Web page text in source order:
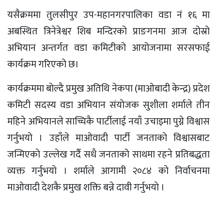
यसैक्रममा तुलसीपुर उप-महानगरपालिका वडा नं १६ मा
अबस्थित त्रिनेत्रेश्वर शिब मन्दिरको प्राङगनमा आज दोस्रो
अभियान अन्तर्गत वडा कमिटीको आयोजनामा सरसफाई
कार्यक्रम गरिएको छ।
कार्यक्रममा बाेल्दै प्रमुख अतिथि नेकपा (माओबादी केन्द्र) प्रदेश
कमिटी सदस्य वडा अभियान संयोजक सुशीला शर्माले तीन
महिने अभियानले साच्चिकै पार्टीलाई नयाँ उचाइमा पुग्ने विश्वास
गर्नुभयाे । उहाँले माओवादी पार्टी जनताकाे विश्वासबाट
जन्मिएकाे उल्लेख गर्दै सधै जनताको साथमा रहने प्रतिबद्धता
व्यक्त गर्नुभयाे । शर्माले आगामी २०८४ काे निर्वाचनमा
माओवादी देशकै प्रमुख शक्ति बन्ने दावी गर्नुभयाे ।